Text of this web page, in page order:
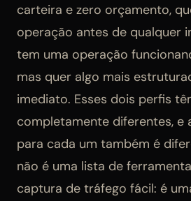
carteira e zero orçamento,
operação antes de qualquer
tem uma operação
mas quer algo mais
imediato. Esses dois perfis
completamente diferentes, e
para cada um também é
não é uma lista de
captura de tráfego fácil: é